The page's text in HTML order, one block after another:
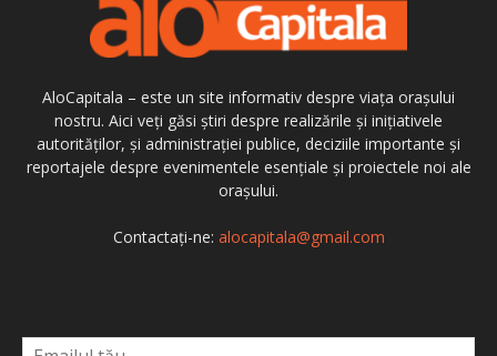
AloCapitala – este un site informativ despre viața orașului
nostru. Aici veți găsi știri despre realizările și inițiativele
autorităților, și administrației publice, deciziile importante și
reportajele despre evenimentele esențiale și proiectele noi ale
orașului.
Contactați-ne: alocapitala@gmail.com